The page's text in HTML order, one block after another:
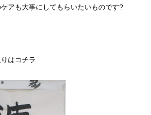
アも大事にしてもらいたいものです?
はコチラ